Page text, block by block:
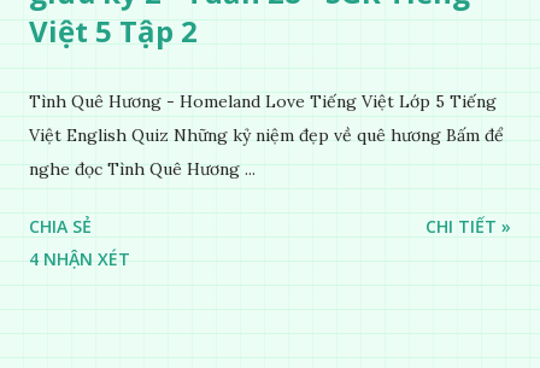
Việt 5 Tập 2
Tình Quê Hương - Homeland Love Tiếng Việt Lớp 5 Tiếng
Việt English Quiz Những kỷ niệm đẹp về quê hương Bấm để
nghe đọc Tình Quê Hương ...
CHIA SẺ
4 NHẬN XÉT
CHI TIẾT »